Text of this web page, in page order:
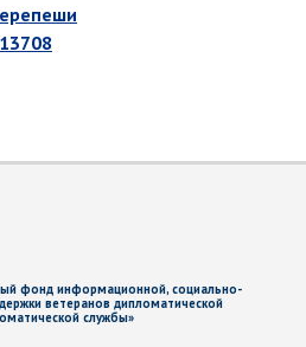
фонд информационной, социально-
ветеранов дипломатической
службы»